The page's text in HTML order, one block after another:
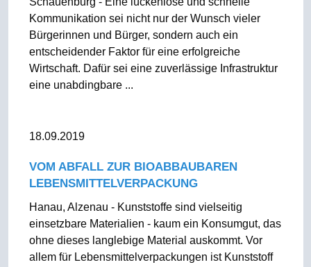
Kommunikation sei nicht nur der Wunsch vieler
Bürgerinnen und Bürger, sondern auch ein
entscheidender Faktor für eine erfolgreiche
Wirtschaft. Dafür sei eine zuverlässige Infrastruktur
eine unabdingbare ...
18.09.2019
VOM ABFALL ZUR BIOABBAUBAREN
LEBENSMITTELVERPACKUNG
Hanau, Alzenau - Kunststoffe sind vielseitig
einsetzbare Materialien - kaum ein Konsumgut, das
ohne dieses langlebige Material auskommt. Vor
allem für Lebensmittelverpackungen ist Kunststoff